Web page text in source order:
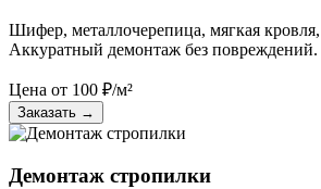
Шифер, металлочерепица, мягкая
Аккуратный демонтаж без повреждений.
Цена от 100 ₽/м²
Заказать →
Демонтаж стропилки